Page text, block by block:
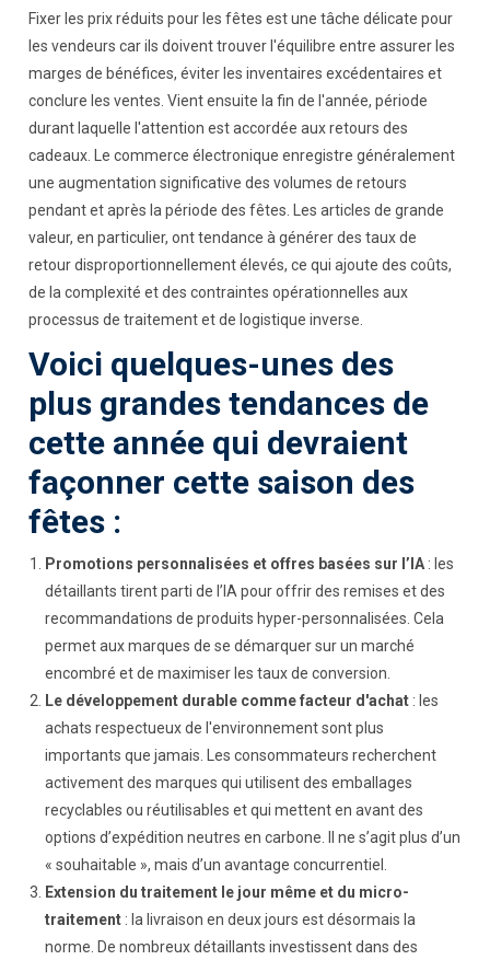
Fixer les prix réduits pour les fêtes est une tâche délicate pour
les vendeurs car ils doivent trouver l'équilibre entre assurer les
marges de bénéfices, éviter les inventaires excédentaires et
conclure les ventes. Vient ensuite la fin de l'année, période
durant laquelle l'attention est accordée aux retours des
cadeaux. Le commerce électronique enregistre généralement
une augmentation significative des volumes de retours
pendant et après la période des fêtes. Les articles de grande
valeur, en particulier, ont tendance à générer des taux de
retour disproportionnellement élevés, ce qui ajoute des coûts,
de la complexité et des contraintes opérationnelles aux
processus de traitement et de logistique inverse.
Voici quelques-unes des
plus grandes tendances de
cette année qui devraient
façonner cette saison des
fêtes :
Promotions personnalisées et offres basées sur l’IA: les
détaillants tirent parti de l’IA pour offrir des remises et des
recommandations de produits hyper-personnalisées. Cela
permet aux marques de se démarquer sur un marché
encombré et de maximiser les taux de conversion.
Le développement durable comme facteur d'achat : les
achats respectueux de l'environnement sont plus
importants que jamais. Les consommateurs recherchent
activement des marques qui utilisent des emballages
recyclables ou réutilisables et qui mettent en avant des
options d’expédition neutres en carbone. Il ne s’agit plus d’un
« souhaitable », mais d’un avantage concurrentiel.
Extension du traitement le jour même et du micro-
traitement : la livraison en deux jours est désormais la
norme. De nombreux détaillants investissent dans des